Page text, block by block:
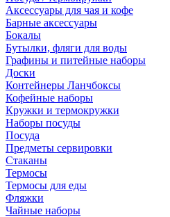
Аксессуары для чая и кофе
Барные аксессуары
Бокалы
Бутылки, фляги для воды
Графины и питейные наборы
Доски
Контейнеры Ланчбоксы
Кофейные наборы
Кружки и термокружки
Наборы посуды
Посуда
Предметы сервировки
Стаканы
Термосы
Термосы для еды
Фляжки
Чайные наборы